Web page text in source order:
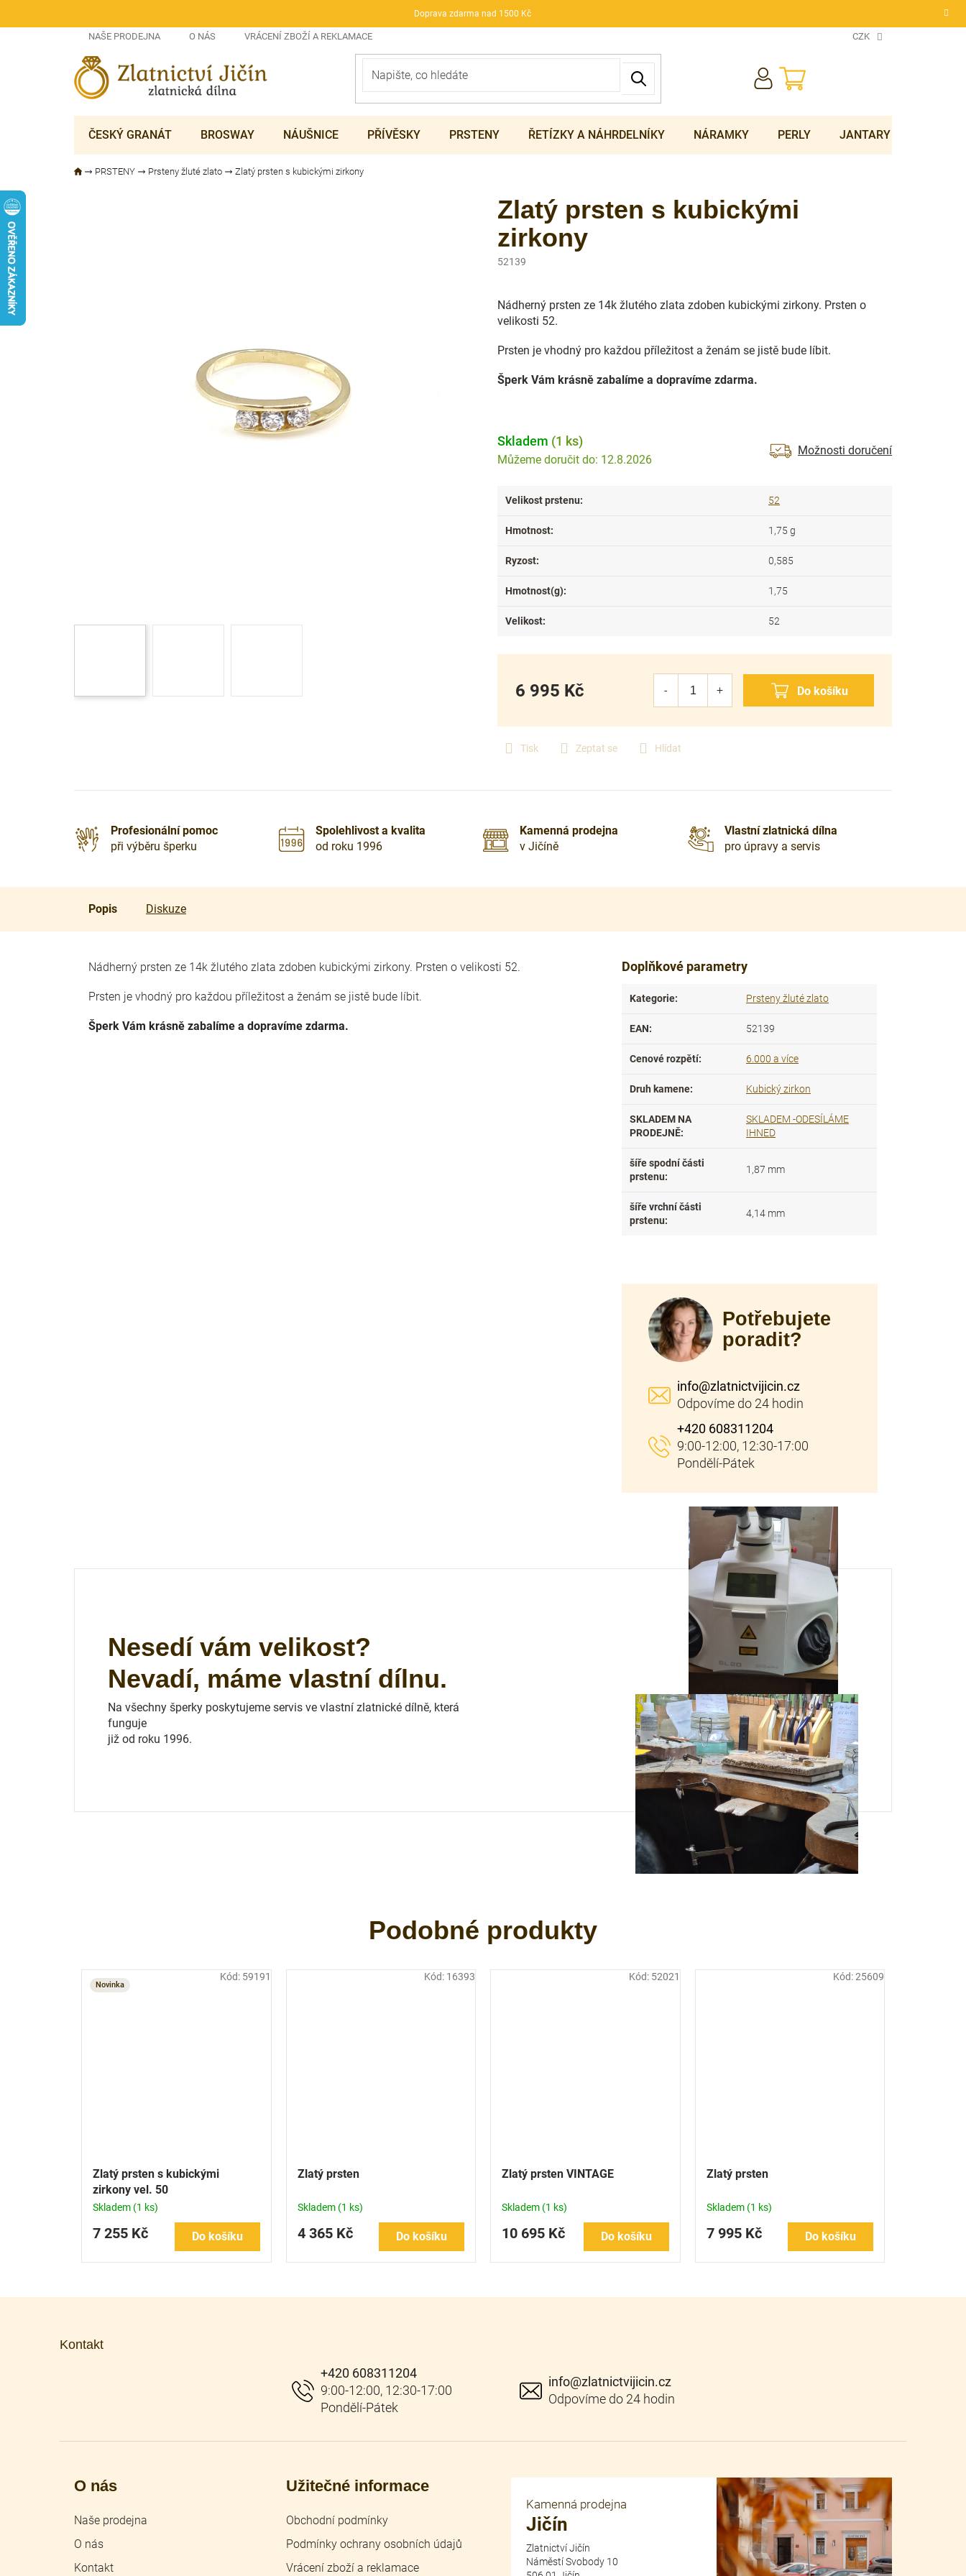
Doprava zdarma nad 1500 Kč
NAŠE PRODEJNA O NÁS VRÁCENÍ ZBOŽÍ A REKLAMACE CZK
NÁKUPNÍ
KOŠÍK
ČESKÝ GRANÁT BROSWAY NÁUŠNICE PŘÍVĚSKY PRSTENY ŘETÍZKY A NÁHRDELNÍKY NÁRAMKY PERLY JANTARY
PRSTENY Prsteny žluté zlato Zlatý prsten s kubickými zirkony
Nádherný prsten ze 14k žlutého zlata zdoben kubickými zirkony. Prsten o
velikosti 52.
Prsten je vhodný pro každou příležitost a ženám se jistě bude líbit.
Šperk Vám krásně zabalíme a dopravíme zdarma.
Tisk Zeptat se Hlídat
Zlatý prsten s kubickými
zirkony
52139
Skladem (1 ks)
12.8.2026
Možnosti doručení
6 995 Kč
Velikost prstenu: 52
Hmotnost: 1,75 g
Ryzost: 0,585
Hmotnost(g): 1,75
Velikost: 52
Profesionální pomoc
při výběru šperku
Spolehlivost a kvalita
od roku 1996
Kamenná prodejna
v Jičíně
Vlastní zlatnická dílna
pro úpravy a servis
Popis Diskuze
Nádherný prsten ze 14k žlutého zlata zdoben kubickými zirkony. Prsten o velikosti 52.
Prsten je vhodný pro každou příležitost a ženám se jistě bude líbit.
Šperk Vám krásně zabalíme a dopravíme zdarma.
Doplňkové parametry
Kategorie: Prsteny žluté zlato
EAN: 52139
Cenové rozpětí: 6.000 a více
Druh kamene: Kubický zirkon
SKLADEM NA
PRODEJNĚ:
SKLADEM -ODESÍLÁME
IHNED
šíře spodní části
prstenu:
1,87 mm
šíře vrchní části
prstenu:
4,14 mm
Potřebujete
poradit?
info@zlatnictvijicin.cz
+420 608311204
Novinka
Zlatý prsten s kubickými
zirkony vel. 50
Skladem (1 ks)
7 255 Kč Do košíku
Kód: 59191
Zlatý prsten
Skladem (1 ks)
4 365 Kč Do košíku
Kód: 16393
Zlatý prsten VINTAGE
Skladem (1 ks)
10 695 Kč Do košíku
Kód: 52021
Zlatý prsten
Skladem (1 ks)
7 995 Kč Do košíku
Kód:25609
Nesedí vám velikost?
Nevadí, máme vlastní dílnu.
Na všechny šperky poskytujeme servis ve vlastní zlatnické dílně, která
funguje
již od roku 1996.
Kontakt
info@zlatnictvijicin.cz
+420 608311204
O nás
Naše prodejna
O nás
Kontakt
Užitečné informace
Obchodní podmínky
Podmínky ochrany osobních údajů
Vrácení zboží a reklamace
Kamenná prodejna
Jičín
Zlatnictví Jičín
Náměstí Svobody 10